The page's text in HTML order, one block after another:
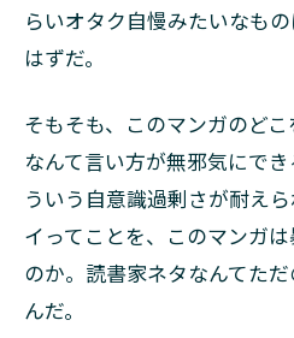
らいオタク自慢みたいなも
はずだ。
そもそも、このマンガのど
なんて言い方が無邪気にで
ういう自意識過剰さが耐え
イってことを、このマンガ
のか。読書家ネタなんてた
んだ。